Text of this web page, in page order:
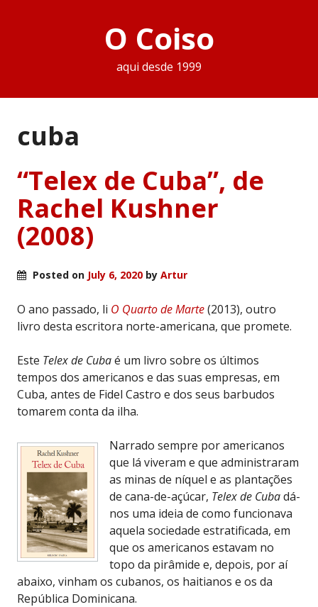
O Coiso
aqui desde 1999
cuba
“Telex de Cuba”, de
Rachel Kushner
(2008)
Posted on July 6, 2020 by Artur
O ano passado, li O Quarto de Marte(2013), outro
livro desta escritora norte-americana, que promete.
Este Telex de Cubaé um livro sobre os últimos
tempos dos americanos e das suas empresas, em
Cuba, antes de Fidel Castro e dos seus barbudos
tomarem conta da ilha.
Narrado sempre por americanos
que lá viveram e que administraram
as minas de níquel e as plantações
de cana-de-açúcar, Telex de Cubadá-
nos uma ideia de como funcionava
aquela sociedade estratificada, em
que os americanos estavam no
topo da pirâmide e, depois, por aí
abaixo, vinham os cubanos, os haitianos e os da
República Dominicana.